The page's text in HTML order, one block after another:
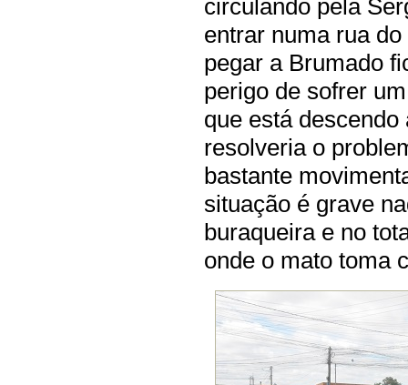
circulando pela
entrar numa rua
pegar a Brumado
perigo de sofrer
que está
resolveria o
bastante
situação é grave
buraqueira e no
onde o mato toma